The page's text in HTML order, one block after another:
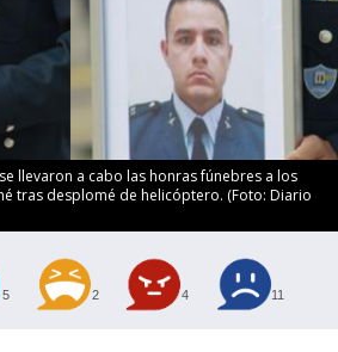
llevaron a cabo las honras fúnebres a los
tras desplomé de helicóptero. (Foto: Diario
5 2 4 11